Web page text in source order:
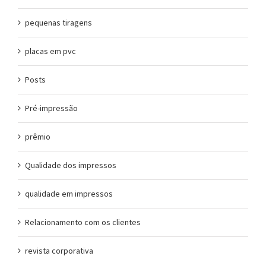
pequenas tiragens
placas em pvc
Posts
Pré-impressão
prêmio
Qualidade dos impressos
qualidade em impressos
Relacionamento com os clientes
revista corporativa